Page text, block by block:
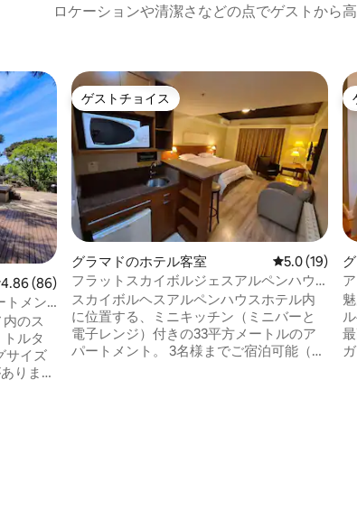
ロケーションや清潔さなどの点でゲストから
ビュー86件、5つ星中4.86つ星の平均評価
4.86 (86)
トメン
のス
ルタ
りま
ゲストチョイス
ゲストチョイス
グラマドのホテル客室 レビュー19
5.0 (19)
フラットスカイボルジェスアルペンハウ
ス
スカイボルヘスアルペンハウスホテル内
に位置する、ミニキッチン（ミニバーと
電子レンジ）付きの33平方メートルのア
パートメント。 3名様までご宿泊可能（キ
ル